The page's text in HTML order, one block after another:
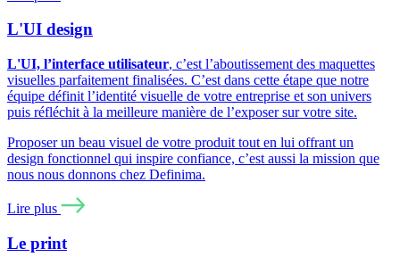
L'UI design
L'UI, l’interface utilisateur, c’est l’aboutissement des maquettes
visuelles parfaitement finalisées. C’est dans cette étape que notre
équipe définit l’identité visuelle de votre entreprise et son univers
puis réfléchit à la meilleure manière de l’exposer sur votre site.
Proposer un beau visuel de votre produit tout en lui offrant un
design fonctionnel qui inspire confiance, c’est aussi la mission que
nous nous donnons chez Definima.
Lire plus
Le print